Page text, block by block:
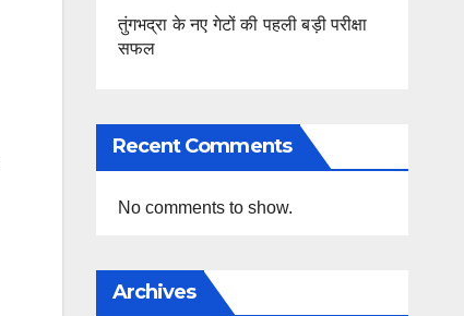
तुंगभद्रा के नए गेटों की पहली बड़ी परीक्षा
सफल
Recent Comments
No comments to show.
Archives